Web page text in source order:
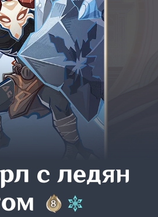
с ледян